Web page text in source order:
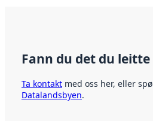
Fann du det du
Ta kontakt med oss her, eller
Datalandsbyen.